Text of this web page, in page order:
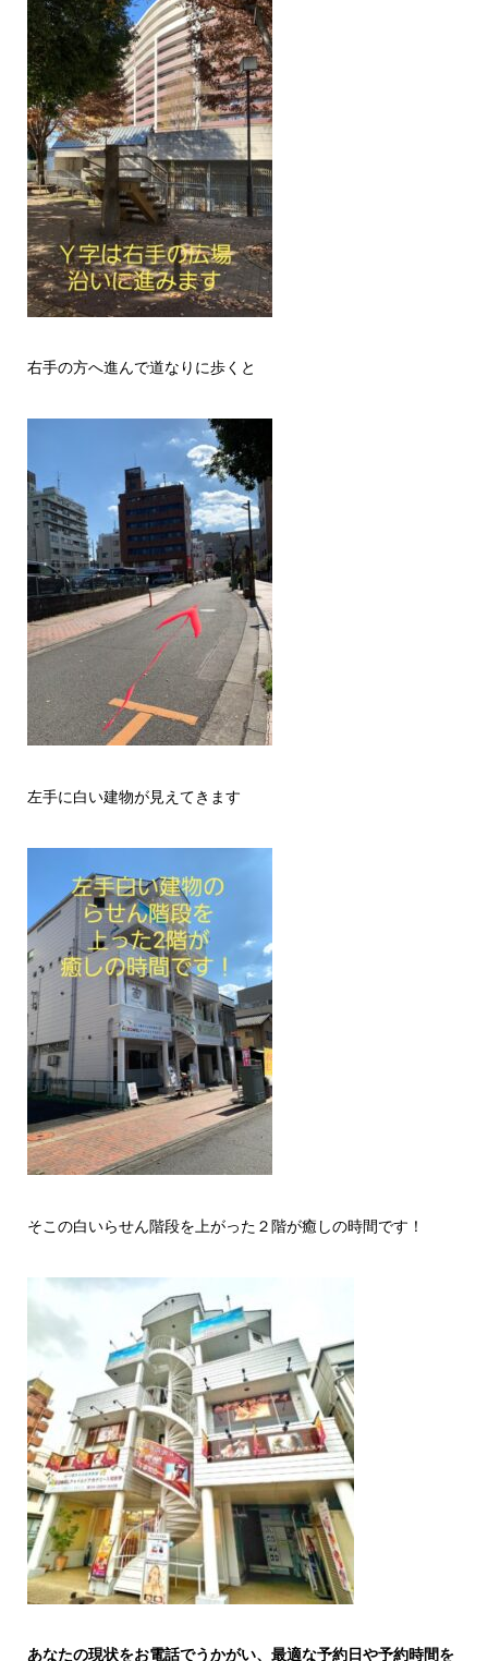
右手の方へ進んで道なりに歩くと
左手に白い建物が見えてきます
そこの白いらせん階段を上がった２階が癒しの時間です！
あなたの現状をお電話でうかがい、最適な予約日や予約時間を